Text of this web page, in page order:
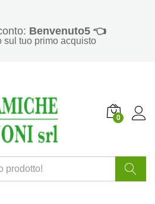
Benvenuto5 👈
sul tuo primo acquisto
0